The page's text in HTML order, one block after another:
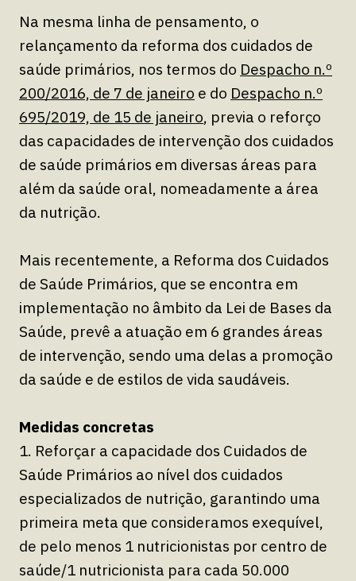
Na mesma linha de pensamento, o
relançamento da reforma dos cuidados de
saúde primários, nos termos do Despacho n.º
200/2016, de 7 de janeiro e do Despacho n.º
695/2019, de 15 de janeiro, previa o reforço
das capacidades de intervenção dos cuidados
de saúde primários em diversas áreas para
além da saúde oral, nomeadamente a área
da nutrição.
Mais recentemente, a Reforma dos Cuidados
de Saúde Primários, que se encontra em
implementação no âmbito da Lei de Bases da
Saúde, prevê a atuação em 6 grandes áreas
de intervenção, sendo uma delas a promoção
da saúde e de estilos de vida saudáveis.
Medidas concretas
1. Reforçar a capacidade dos Cuidados de
Saúde Primários ao nível dos cuidados
especializados de nutrição, garantindo uma
primeira meta que consideramos exequível,
de pelo menos 1 nutricionistas por centro de
saúde/1 nutricionista para cada 50.000